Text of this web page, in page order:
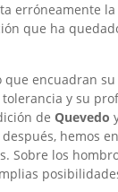
erróneamente
que ha
encuadran
y su
de Quevedo
hemos
Sobre los